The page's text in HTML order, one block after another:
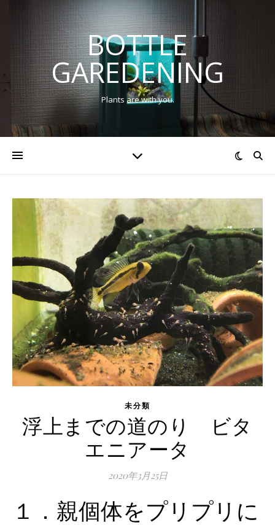
BOTTLE
GAREDENING
Plants are with you.
未分類
浮上までの道のり ビタ
エニアータ
2020年3月25日
１．親個体をプリプリに